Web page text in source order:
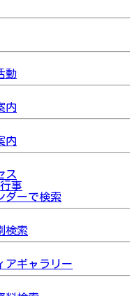
動
内
内
ス
事
ダーで検索
検索
アギャラリー